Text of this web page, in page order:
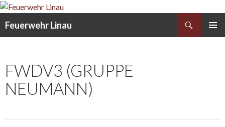
Feuerwehr Linau
FWDV3 (GRUPPE
NEUMANN)